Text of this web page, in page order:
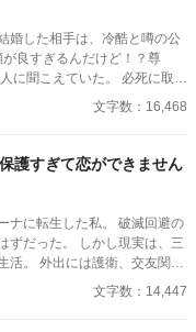
婚した相手は、冷酷と噂の公
実況を止めるたび、旦那様は
生活、開幕。
文字数：16,468
護すぎて恋ができません
ナに転生した私。 破滅回避の
かし現実は、三
活。 外出には護衛、交友関係
かで誠実な優しさに、次第に
文字数：14,447